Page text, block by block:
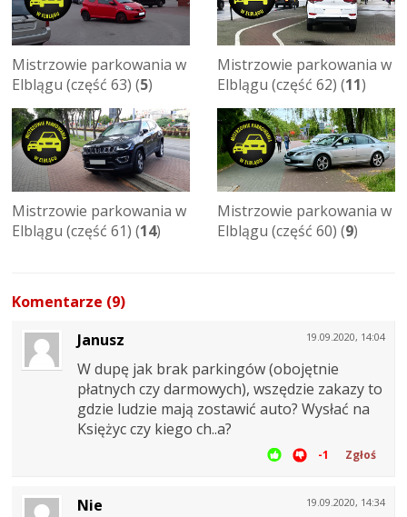
Mistrzowie parkowania w
Elblągu (część 63) (5)
Mistrzowie parkowania w
Elblągu (część 62) (11)
Mistrzowie parkowania w
Elblągu (część 61) (14)
Mistrzowie parkowania w
Elblągu (część 60) (9)
Komentarze (9)
19.09.2020, 14:04
Janusz
W dupę jak brak parkingów (obojętnie
płatnych czy darmowych), wszędzie zakazy to
gdzie ludzie mają zostawić auto? Wysłać na
Księżyc czy kiego ch..a?
-1 Zgłoś
19.09.2020, 14:34
Nie